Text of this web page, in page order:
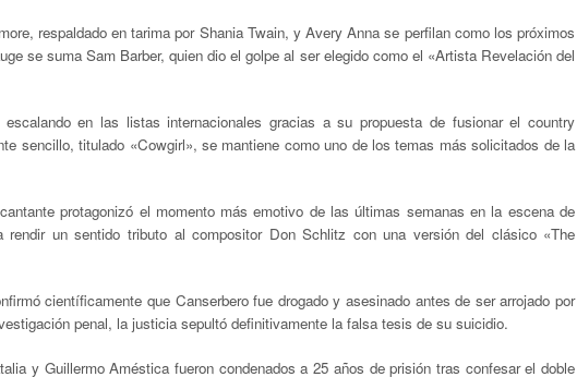
respaldado en tarima por Shania Twain, y Avery Anna se perfilan como los próximos
se suma Sam Barber, quien dio el golpe al ser elegido como el «Artista Revelación del
en las listas internacionales gracias a su propuesta de fusionar el country
sencillo, titulado «Cowgirl», se mantiene como uno de los temas más solicitados de la
protagonizó el momento más emotivo de las últimas semanas en la escena de
un sentido tributo al compositor Don Schlitz con una versión del clásico «The
científicamente que Canserbero fue drogado y asesinado antes de ser arrojado por
penal, la justicia sepultó definitivamente la falsa tesis de su suicidio.
y Guillermo Améstica fueron condenados a 25 años de prisión tras confesar el doble